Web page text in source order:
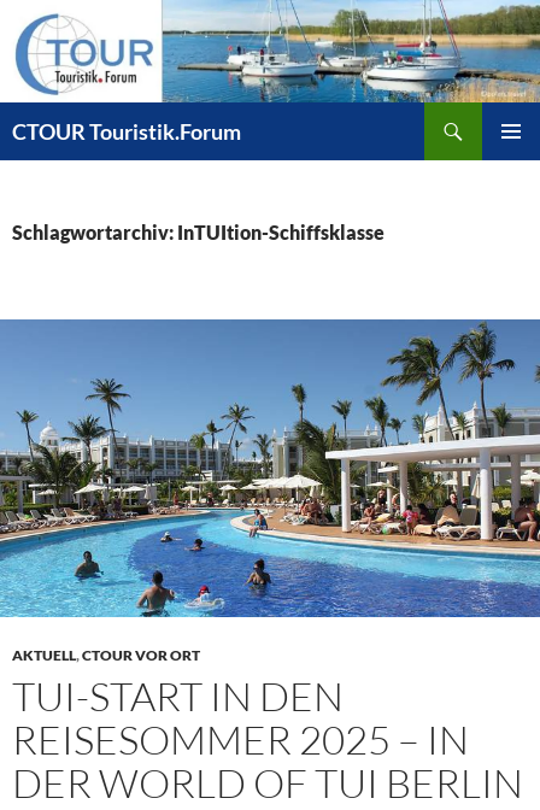
Inhalt
springen
CTOUR Touristik.Forum
Schlagwortarchiv: InTUItion-Schiffsklasse
AKTUELL,CTOUR VOR ORT
TUI-START IN DEN
REISESOMMER 2025 – IN
DER WORLD OF TUI BERLIN